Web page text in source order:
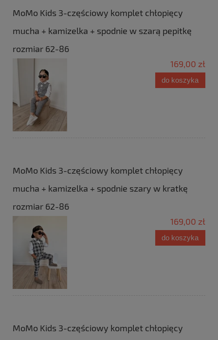
MoMo Kids 3-częściowy komplet chłopięcy
mucha + kamizelka + spodnie w szarą pepitkę
rozmiar 62-86
169,00 zł
do koszyka
MoMo Kids 3-częściowy komplet chłopięcy
mucha + kamizelka + spodnie szary w kratkę
rozmiar 62-86
169,00 zł
do koszyka
MoMo Kids 3-częściowy komplet chłopięcy